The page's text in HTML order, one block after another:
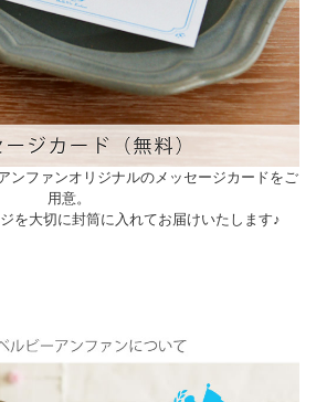
ンファンオリジナルのメッセージカードをご
用意。
を大切に封筒に入れてお届けいたします♪